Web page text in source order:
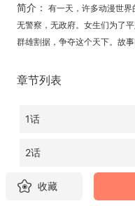
简介： 有一天，许多动漫世
无警察，无政府。女生们为了
群雄割据，争夺这个天下。故
章节列表
1话
2话
3话收藏